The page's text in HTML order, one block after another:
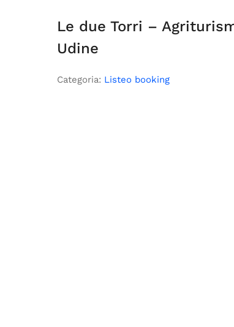
Le due Torri –
Udine
Categoria: Listeo booking